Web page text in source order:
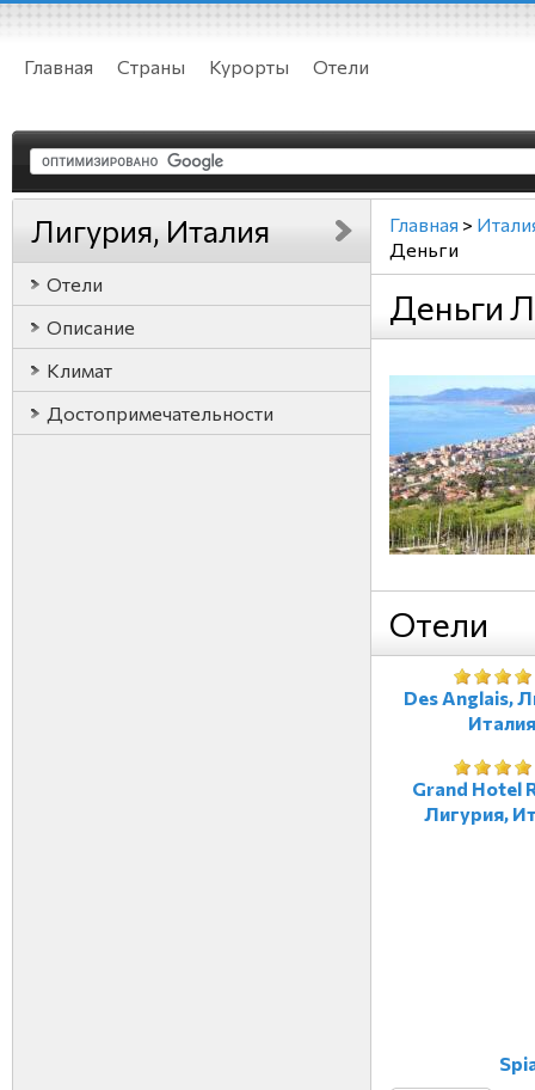
Главная Страны Курорты Отели
Лигурия, Италия
Отели
Описание
Климат
Достопримечательности
Главная >
Деньги
Деньги
Отели
Des Anglais,
Италия
Grand Hotel
Лигурия,